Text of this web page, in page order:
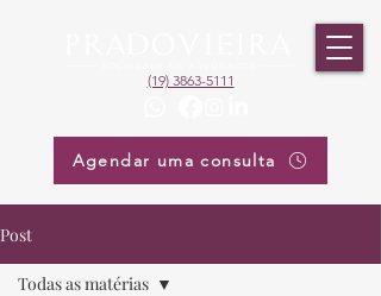
(19) 3863-5111
Agendar uma consulta
Post
Todas as matérias